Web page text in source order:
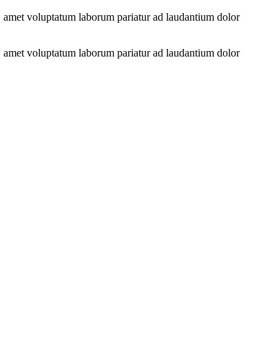
voluptatum laborum pariatur ad laudantium dolor
voluptatum laborum pariatur ad laudantium dolor